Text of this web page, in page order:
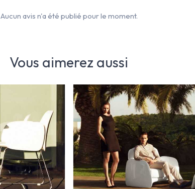
Vous aimerez aussi
Aucun avis n'a été publié pour le moment.